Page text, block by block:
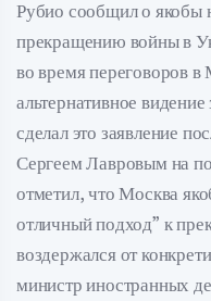
Рубио сообщил о якобы
прекращению войны в
во время переговоров в
альтернативное
сделал это заявление
Сергеем Лавровым на
отметил, что Москва
отличный подход” к
воздержался от
министр иностранных